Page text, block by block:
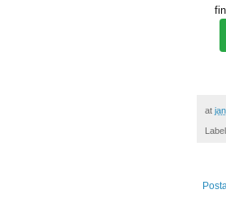
at